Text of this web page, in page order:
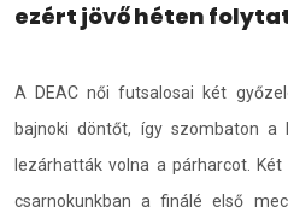
ezért jövő héten
A DEAC női futsalosai két
bajnoki döntőt, így szombaton a
lezárhatták volna a párharcot.
csarnokunkban a finálé első